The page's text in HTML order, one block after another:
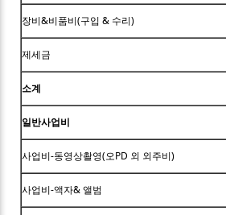
장비&비품비(구입 & 수리)
제세금
소계
일반사업비
사업비-동영상촬영(오PD 외 외주비)
사업비-액자& 앨범